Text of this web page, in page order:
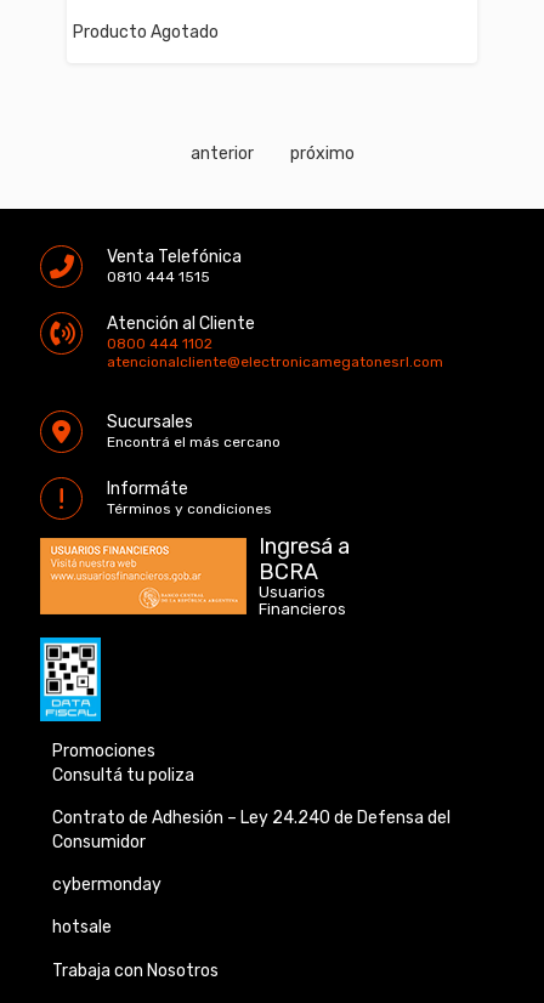
Producto Agotado
anterior próximo
Venta Telefónica
0810 444 1515
Atención al Cliente
0800 444 1102
atencionalcliente@electronicamegatonesrl.com
Sucursales
Encontrá el más cercano
Informáte
Términos y condiciones
Ingresá a
BCRA
Usuarios
Financieros
Promociones
Consultá tu poliza
Contrato de Adhesión – Ley 24.240 de Defensa del
Consumidor
cybermonday
hotsale
Trabaja con Nosotros